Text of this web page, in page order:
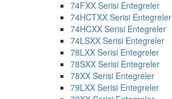
74FXX Serisi Entegreler
74HCTXX Serisi Entegreler
74HCXX Serisi Entegreler
74LSXX Serisi Entegreler
78LXX Serisi Entegreler
78SXX Serisi Entegreler
78XX Serisi Entegreler
79LXX Serisi Entegreler